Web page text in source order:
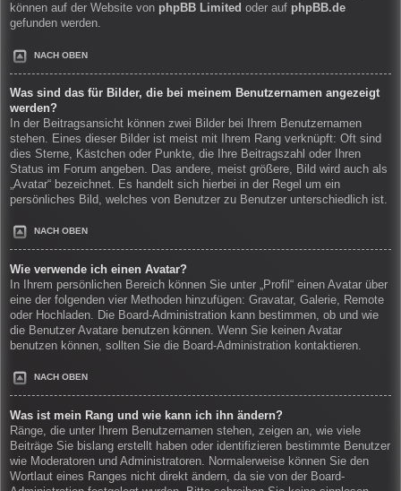
können auf der Website von phpBB Limited oder auf phpBB.de
gefunden werden.
NACH OBEN
Was sind das für Bilder, die bei meinem Benutzernamen angezeigt
werden?
In der Beitragsansicht können zwei Bilder bei Ihrem Benutzernamen
stehen. Eines dieser Bilder ist meist mit Ihrem Rang verknüpft: Oft sind
dies Sterne, Kästchen oder Punkte, die Ihre Beitragszahl oder Ihren
Status im Forum angeben. Das andere, meist größere, Bild wird auch als
„Avatar“ bezeichnet. Es handelt sich hierbei in der Regel um ein
persönliches Bild, welches von Benutzer zu Benutzer unterschiedlich ist.
NACH OBEN
Wie verwende ich einen Avatar?
In Ihrem persönlichen Bereich können Sie unter „Profil“ einen Avatar über
eine der folgenden vier Methoden hinzufügen: Gravatar, Galerie, Remote
oder Hochladen. Die Board-Administration kann bestimmen, ob und wie
die Benutzer Avatare benutzen können. Wenn Sie keinen Avatar
benutzen können, sollten Sie die Board-Administration kontaktieren.
NACH OBEN
Was ist mein Rang und wie kann ich ihn ändern?
Ränge, die unter Ihrem Benutzernamen stehen, zeigen an, wie viele
Beiträge Sie bislang erstellt haben oder identifizieren bestimmte Benutzer
wie Moderatoren und Administratoren. Normalerweise können Sie den
Wortlaut eines Ranges nicht direkt ändern, da sie von der Board-